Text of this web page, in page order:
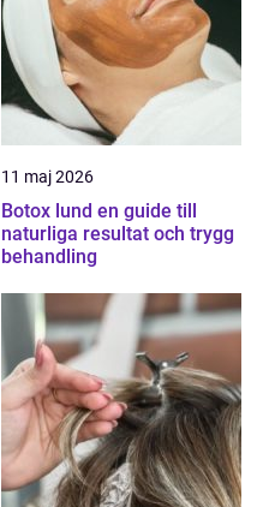
11 maj 2026
Botox lund en guide till
naturliga resultat och trygg
behandling